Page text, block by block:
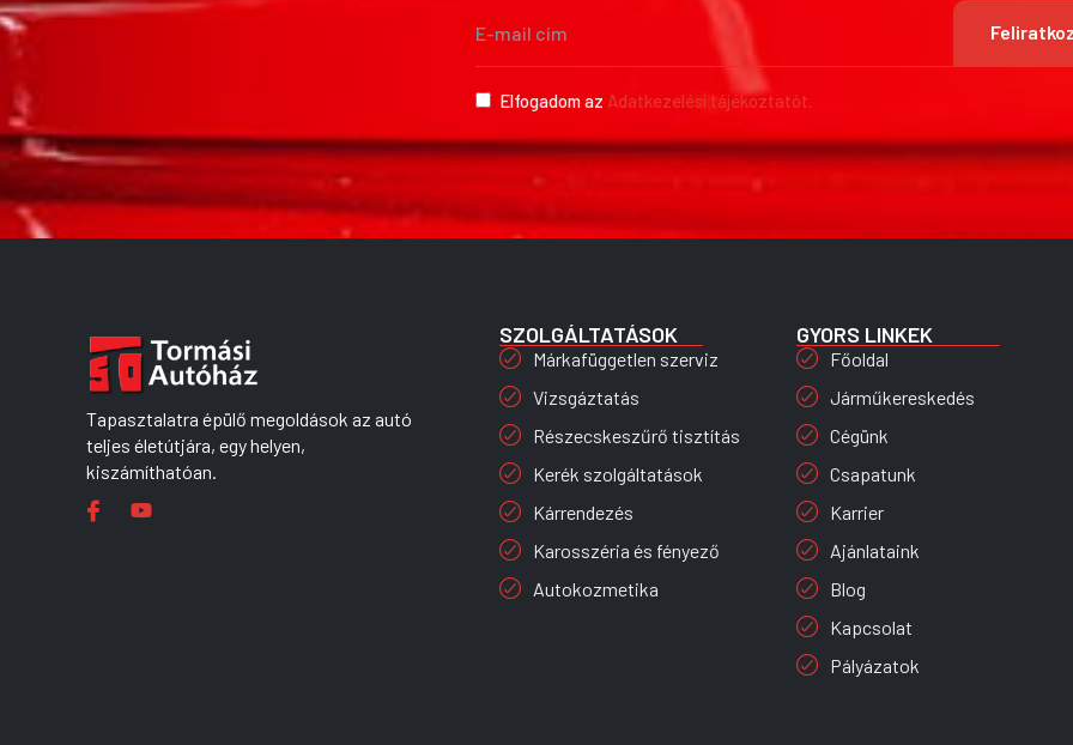
Elfogadom az Adatkezelési tájékoztatót.
Tapasztalatra épülő megoldások az autó
teljes életútjára, egy helyen,
kiszámíthatóan.
SZOLGÁLTATÁSOK
Márkafüggetlen szerviz
Vizsgáztatás
Részecskeszűrő tisztítás
Kerék szolgáltatások
Kárrendezés
Karosszéria és fényező
Autokozmetika
GYORS LINKEK
Főoldal
Járműkereskedés
Cégünk
Csapatunk
Karrier
Ajánlataink
Blog
Kapcsolat
Pályázatok